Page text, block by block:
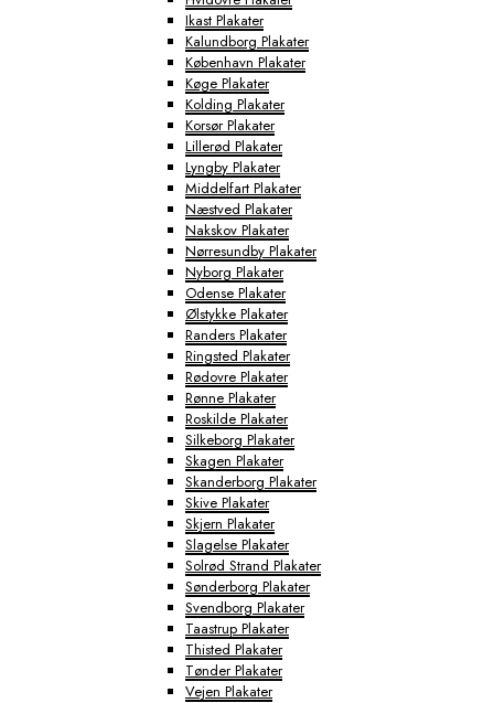
Ikast Plakater
Kalundborg Plakater
København Plakater
Køge Plakater
Kolding Plakater
Korsør Plakater
Lillerød Plakater
Lyngby Plakater
Middelfart Plakater
Næstved Plakater
Nakskov Plakater
Nørresundby Plakater
Nyborg Plakater
Odense Plakater
Ølstykke Plakater
Randers Plakater
Ringsted Plakater
Rødovre Plakater
Rønne Plakater
Roskilde Plakater
Silkeborg Plakater
Skagen Plakater
Skanderborg Plakater
Skive Plakater
Skjern Plakater
Slagelse Plakater
Solrød Strand Plakater
Sønderborg Plakater
Svendborg Plakater
Taastrup Plakater
Thisted Plakater
Tønder Plakater
Vejen Plakater